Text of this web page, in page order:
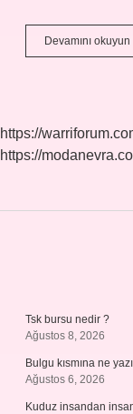
Devamını okuyun
https://
https://
Tsk bursu nedir ?
Ağustos 8, 2026
Bulgu kısmına ne
Ağustos 6, 2026
Kuduz insandan